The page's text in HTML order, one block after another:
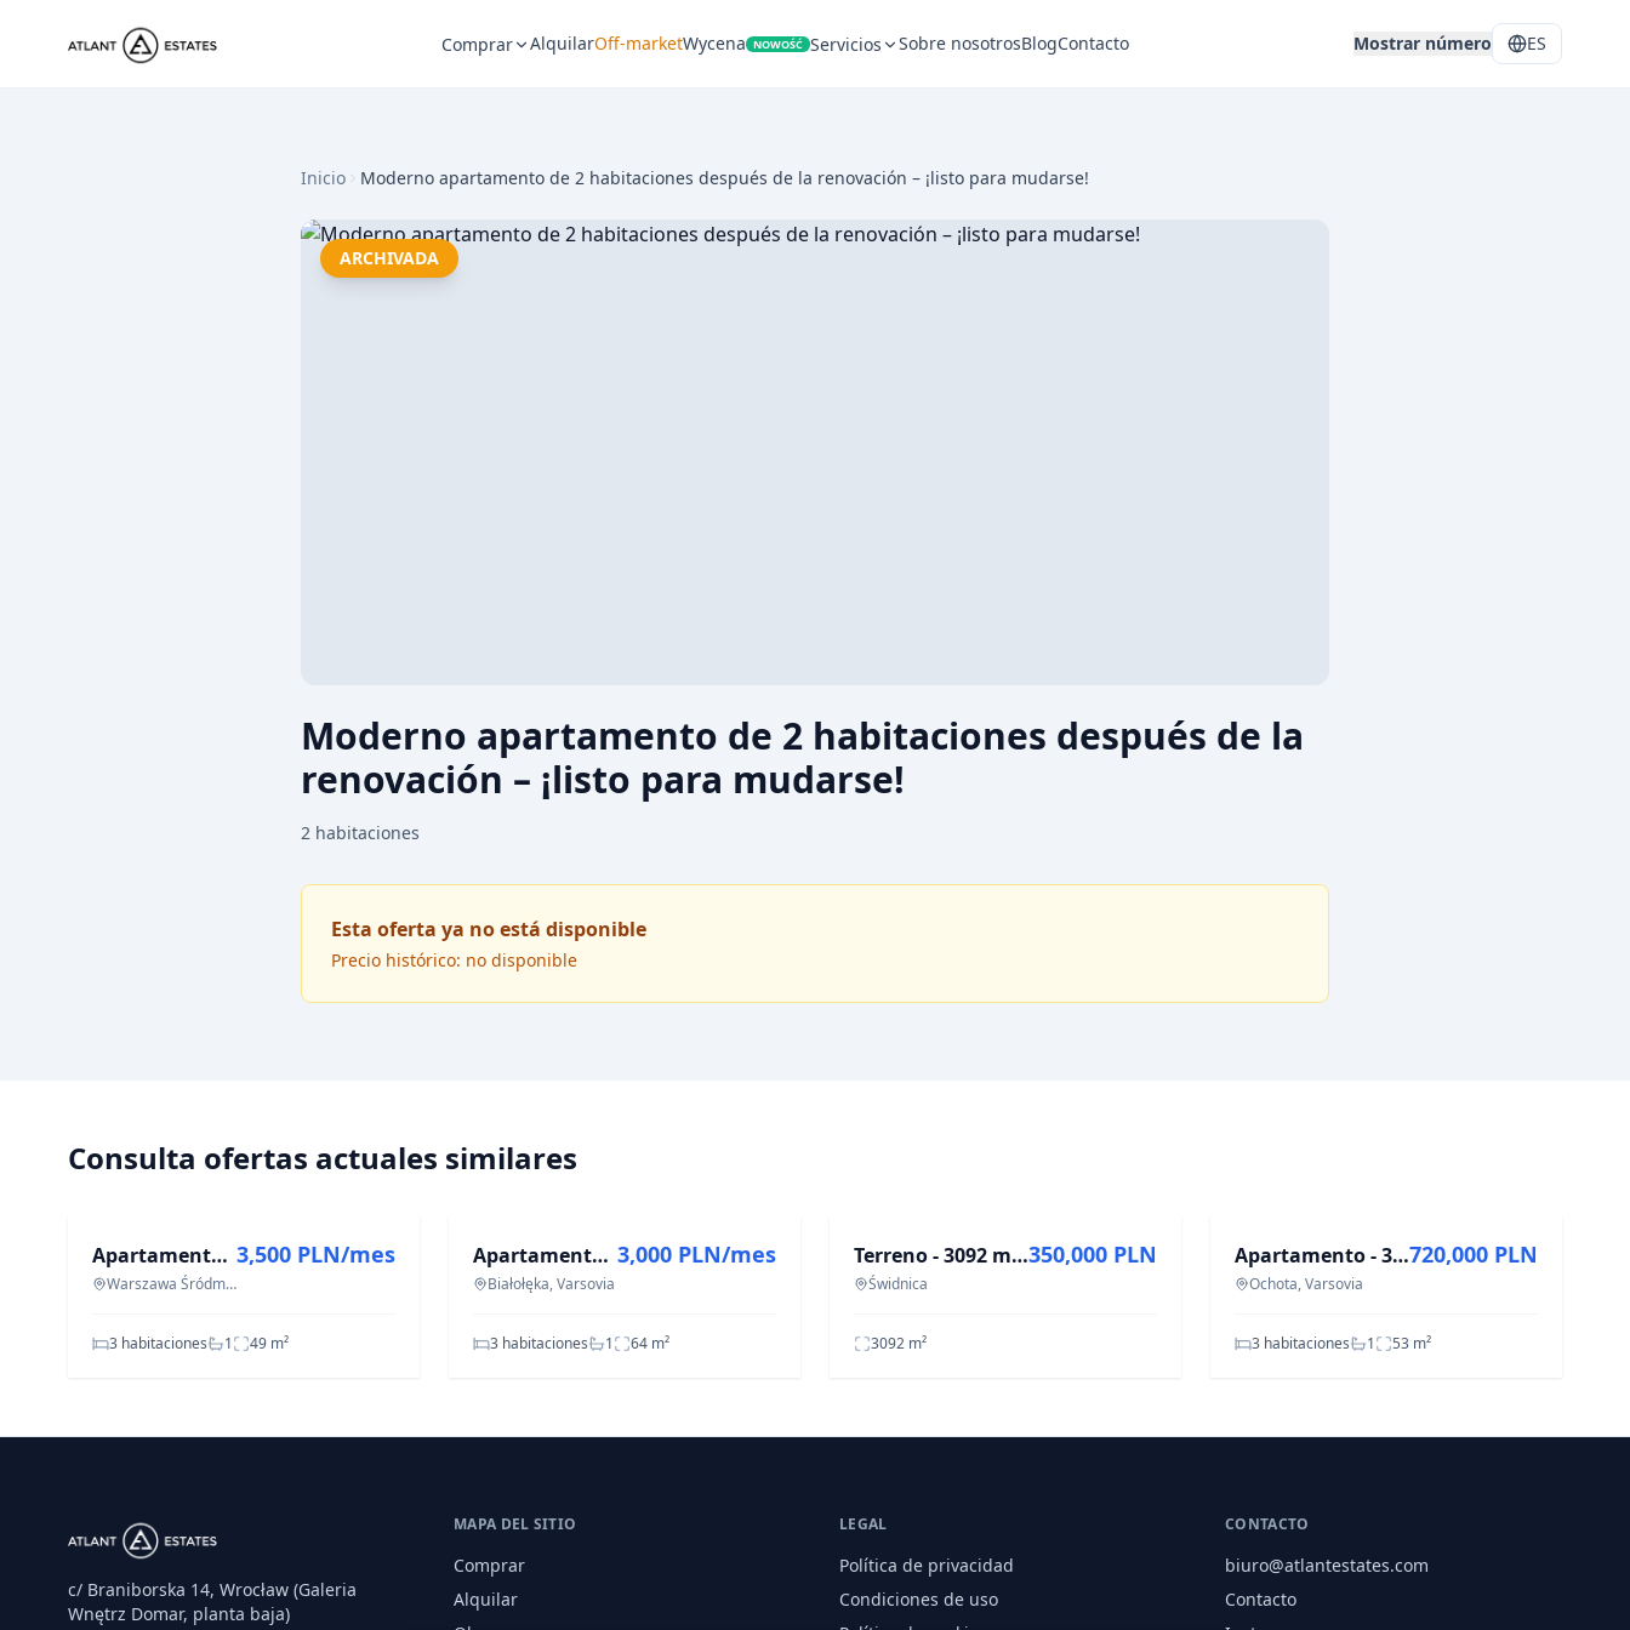
Comprar AlquilarOff-marketWycena NOWOŚĆ Servicios Sobre nosotrosBlogContacto Mostrar número ES
Inicio Moderno apartamento de 2 habitaciones después de la renovación – ¡listo para mudarse!
ARCHIVADA
Moderno apartamento de 2 habitaciones después de la
renovación – ¡listo para mudarse!
2 habitaciones
Esta oferta ya no está disponible
Precio histórico: no disponible
Consulta ofertas actuales similares
Apartamento - 3 habitaciones - 49 m² - c. Pańska Varsovia Centro
Warszawa Śródmieście, Warszawa Śródmieście
3,500 PLN/mes
3 habitaciones 1 49 m²
Apartamento - 3 habitaciones - 64 m² - c. Odkryta Varsovia Białołęka
Białołęka, Varsovia
3,000 PLN/mes
3 habitaciones 1 64 m²
Terreno - 3092 m² - c/ Bunkrowa Świdnica
Świdnica
350,000 PLN
3092 m²
Apartamento - 3 habitaciones - 53 m² - c. Żwirki i Wigury Varsovia Ochota
Ochota, Varsovia
720,000 PLN
3 habitaciones 1 53 m²
c/ Braniborska 14, Wrocław (Galeria
Wnętrz Domar, planta baja)
MAPA DEL SITIO
Comprar
Alquilar
LEGAL
Política de privacidad
Condiciones de uso
CONTACTO
biuro@atlantestates.com
Contacto